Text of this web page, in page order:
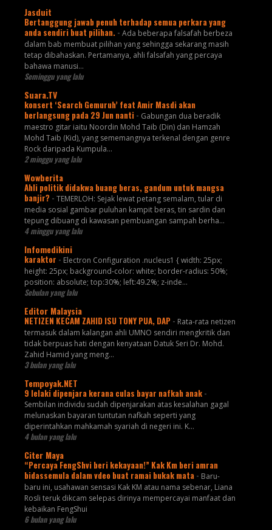
Jasduit
Bertanggung jawab penuh terhadap semua perkara yang
anda sendiri buat pilihan. - Ada beberapa falsafah berbeza
dalam bab membuat pilihan yang sehingga sekarang masih
tetap dibahaskan. Pertamanya, ahli falsafah yang percaya
bahawa manusi...
Seminggu yang lalu
Suara.TV
konsert ‘Search Gemuruh’ feat Amir Masdi akan
berlangsung pada 29 Jun nanti - Gabungan dua beradik
maestro gitar iaitu Noordin Mohd Taib (Din) dan Hamzah
Mohd Taib (Kid), yang sememangnya terkenal dengan genre
Rock daripada Kumpula...
2 minggu yang lalu
Wowberita
Ahli politik didakwa buang beras, gandum untuk mangsa
banjir? - TEMERLOH: Sejak lewat petang semalam, tular di
media sosial gambar puluhan kampit beras, tin sardin dan
tepung dibuang di kawasan pembuangan sampah berha...
4 minggu yang lalu
Infomedikini
karaktor - Electron Configuration .nucleus1 { width: 25px;
height: 25px; background-color: white; border-radius: 50%;
position: absolute; top:30%; left:49.2%; z-inde...
Sebulan yang lalu
Editor Malaysia
NETIZEN KECAM ZAHID ISU TONY PUA, DAP - Rata-rata netizen
termasuk dalam kalangan ahli UMNO sendiri mengkritik dan
tidak berpuas hati dengan kenyataan Datuk Seri Dr. Mohd.
Zahid Hamid yang meng...
3 bulan yang lalu
Tempoyak.NET
9 lelaki dipenjara kerana culas bayar nafkah anak -
Sembilan individu sudah dipenjarakan atas kesalahan gagal
melunaskan bayaran tuntutan nafkah seperti yang
diperintahkan mahkamah syariah di negeri ini. K...
4 bulan yang lalu
Citer Maya
“Percaya FengShvi beri kekayaan!” Kak Km beri amran
bidassemula dalam vdeo buat ramai bukak mata - Baru-
baru ini, usahawan sensasi Kak KM atau nama sebenar, Liana
Rosli teruk dikcam selepas dirinya mempercayai manfaat dan
kebaikan FengShui
6 bulan yang lalu